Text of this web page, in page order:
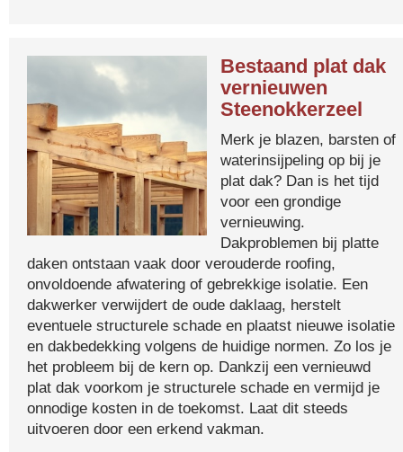
Bestaand plat dak
vernieuwen
Steenokkerzeel
Merk je blazen, barsten of
waterinsijpeling op bij je
plat dak? Dan is het tijd
voor een grondige
vernieuwing.
Dakproblemen bij platte
daken ontstaan vaak door verouderde roofing,
onvoldoende afwatering of gebrekkige isolatie. Een
dakwerker verwijdert de oude daklaag, herstelt
eventuele structurele schade en plaatst nieuwe isolatie
en dakbedekking volgens de huidige normen. Zo los je
het probleem bij de kern op. Dankzij een vernieuwd
plat dak voorkom je structurele schade en vermijd je
onnodige kosten in de toekomst. Laat dit steeds
uitvoeren door een erkend vakman.